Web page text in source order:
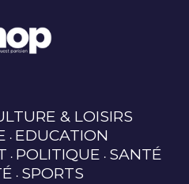
& LOISIRS
EDUCATION
POLITIQUE SANTÉ
SPORTS